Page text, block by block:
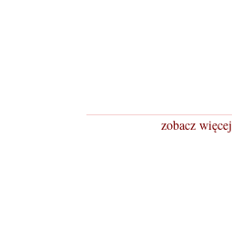
zobacz więcej